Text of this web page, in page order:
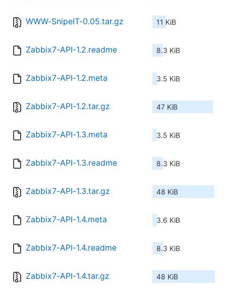
WWW-SnipeIT-0.05.tar.gz 11 KiB
Zabbix7-API-1.2.readme 8.3 KiB
Zabbix7-API-1.2.meta 3.5 KiB
Zabbix7-API-1.2.tar.gz 47 KiB
Zabbix7-API-1.3.meta 3.5 KiB
Zabbix7-API-1.3.readme 8.3 KiB
Zabbix7-API-1.3.tar.gz 48 KiB
Zabbix7-API-1.4.meta 3.6 KiB
Zabbix7-API-1.4.readme 8.3 KiB
Zabbix7-API-1.4.tar.gz 48 KiB